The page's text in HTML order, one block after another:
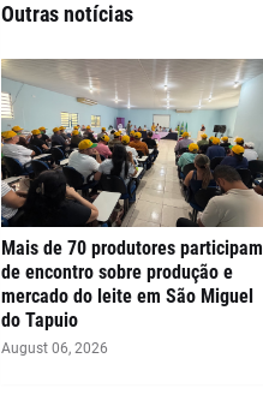
Outras notícias
Mais de 70 produtores participam
de encontro sobre produção e
mercado do leite em São Miguel
do Tapuio
August 06, 2026